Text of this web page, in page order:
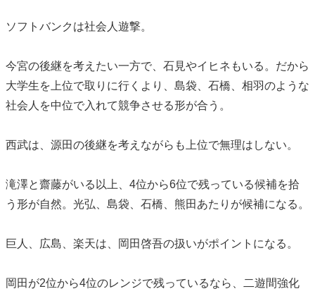
ソフトバンクは社会人遊撃。
今宮の後継を考えたい一方で、石見やイヒネもいる。だから
大学生を上位で取りに行くより、島袋、石橋、相羽のような
社会人を中位で入れて競争させる形が合う。
西武は、源田の後継を考えながらも上位で無理はしない。
滝澤と齋藤がいる以上、4位から6位で残っている候補を拾
う形が自然。光弘、島袋、石橋、熊田あたりが候補になる。
巨人、広島、楽天は、岡田啓吾の扱いがポイントになる。
岡田が2位から4位のレンジで残っているなら、二遊間強化